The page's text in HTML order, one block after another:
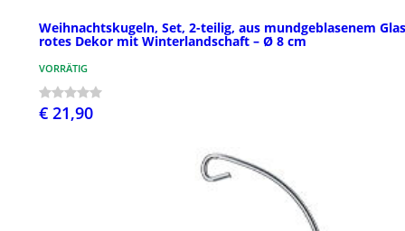
Weihnachtskugeln, Set, 2-teilig, aus mundgeblasenem
rotes Dekor mit Winterlandschaft – Ø 8 cm
VORRÄTIG
€ 21,90